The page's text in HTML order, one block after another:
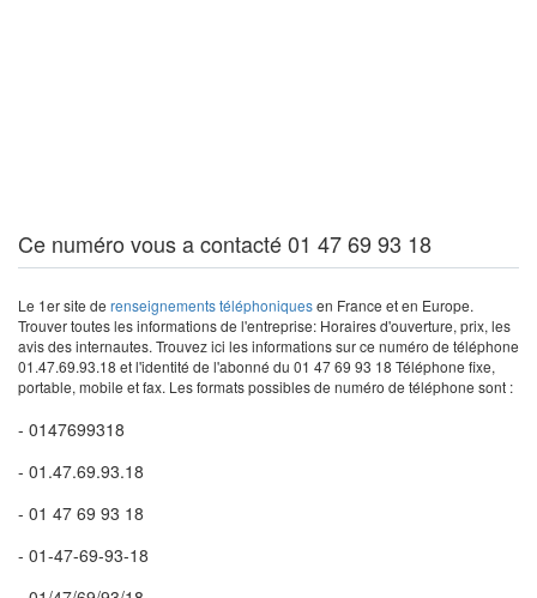
Ce numéro vous a contacté 01 47 69 93 18
Le 1er site de renseignements téléphoniquesen France et en Europe.
Trouver toutes les informations de l'entreprise: Horaires d'ouverture, prix, les
avis des internautes. Trouvez ici les informations sur ce numéro de téléphone
01.47.69.93.18 et l'identité de l'abonné du 01 47 69 93 18 Téléphone fixe,
portable, mobile et fax. Les formats possibles de numéro de téléphone sont :
- 0147699318
- 01.47.69.93.18
- 01 47 69 93 18
- 01-47-69-93-18